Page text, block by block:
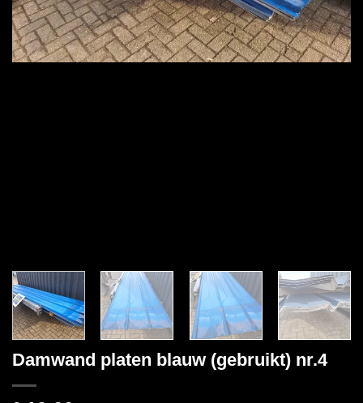
Damwand platen blauw (gebruikt) nr.4